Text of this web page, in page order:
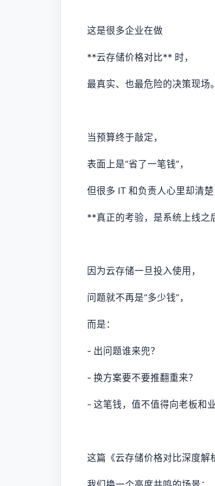
这是很多企业在做
**云存储价格对比** 时，
最真实、也最危险的决策现场。
当预算终于敲定，
表面上是“省了一笔钱”，
但很多 IT 和负责人心里却清楚
**真正的考验，是系统上线之
因为云存储一旦投入使用，
问题就不再是“多少钱”，
而是：
- 出问题谁来兜？
- 换方案要不要推翻重来？
- 这笔钱，值不值得向老板和
这篇《云存储价格对比深度解